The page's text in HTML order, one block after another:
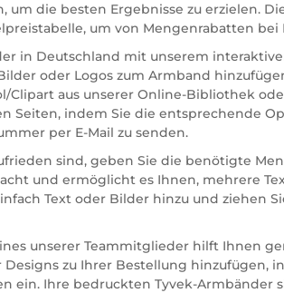
die besten Ergebnisse zu erzielen.
um von Mengenrabatten
in Deutschland mit unserem
oder Logos zum Armband
aus unserer Online-Bibliothek
Seiten, indem Sie die entsprechende
per E-Mail zu senden.
sind, geben Sie die benötigte
und ermöglicht es Ihnen, mehrere
Text oder Bilder hinzu und ziehen
unserer Teammitglieder hilft Ihnen
zu Ihrer Bestellung hinzufügen,
ein. Ihre bedruckten Tyvek-